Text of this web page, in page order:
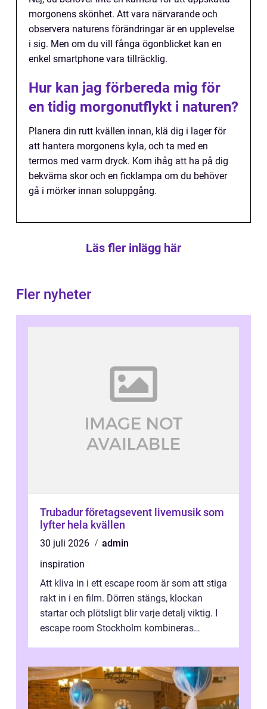
morgonens skönhet. Att vara närvarande och
observera naturens förändringar är en upplevelse
i sig. Men om du vill fånga ögonblicket kan en
enkel smartphone vara tillräcklig.
Hur kan jag förbereda mig för
en tidig morgonutflykt i naturen?
Planera din rutt kvällen innan, klä dig i lager för
att hantera morgonens kyla, och ta med en
termos med varm dryck. Kom ihåg att ha på dig
bekväma skor och en ficklampa om du behöver
gå i mörker innan soluppgång.
Läs fler inlägg här
Fler nyheter
Trubadur företagsevent livemusik som
lyfter hela kvällen
30 juli 2026
admin
inspiration
Att kliva in i ett escape room är som att stiga
rakt in i en film. Dörren stängs, klockan
startar och plötsligt blir varje detalj viktig. I
escape room Stockholm kombineras